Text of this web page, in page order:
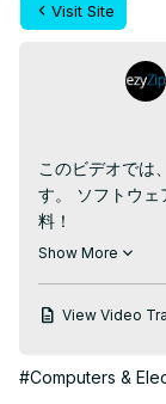
Visit Site
このビデオでは
す。 ソフトウェ
料！
移動: https://
(これは、ファ
2. 個々のファイ
Show More
View Video
#Computers &